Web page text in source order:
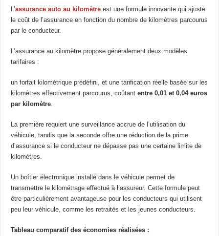
L’assurance auto au kilomètre est une formule innovante qui ajuste
le coût de l’assurance en fonction du nombre de kilomètres parcourus
par le conducteur.
L’assurance au kilomètre propose généralement deux modèles
tarifaires :
un forfait kilométrique prédéfini, et une tarification réelle basée sur les
kilomètres effectivement parcourus, coûtantentre 0,01 et 0,04 euros
par kilomètre
La première requiert une surveillance accrue de l’utilisation du
véhicule, tandis que la seconde offre une réduction de la prime
d’assurance si le conducteur ne dépasse pas une certaine limite de
kilomètres.
Un boîtier électronique installé dans le véhicule permet de
transmettre le kilométrage effectué à l’assureur. Cette formule peut
être particulièrement avantageuse pour les conducteurs qui utilisent
peu leur véhicule, comme les retraités et les jeunes conducteurs.
Tableau comparatif des économies réalisées :